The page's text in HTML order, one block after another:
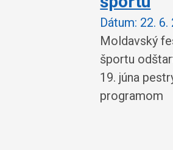
Dátum: 22. 6.
Moldavský
športu
19. júna
programom